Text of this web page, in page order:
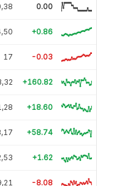
0.00
+0.86
17 -0.03
+160.82
+18.60
+58.74
+1.62
-8.08